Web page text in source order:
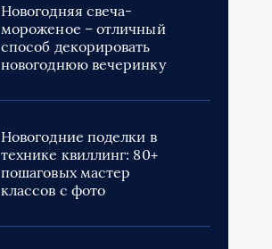
Новогодняя свеча-
мороженое – отличный
способ декорировать
новогоднюю вечеринку
Новогодние поделки в
технике квиллинг: 80+
пошаговых мастер
классов с фото